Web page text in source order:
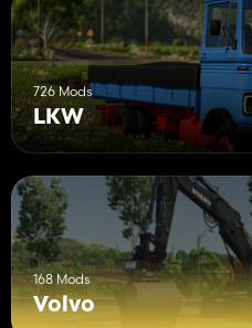
726 Mods
LKW
168 Mods
Volvo